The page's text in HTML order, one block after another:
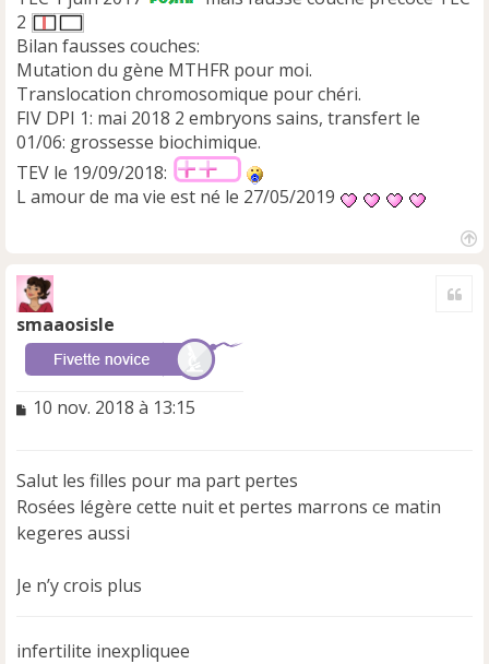
2
Bilan fausses couches:
Mutation du gène MTHFR pour moi.
Translocation chromosomique pour chéri.
FIV DPI 1: mai 2018 2 embryons sains, transfert le
01/06: grossesse biochimique.
TEV le 19/09/2018:
L amour de ma vie est né le 27/05/2019
smaaosisle
M
a
g
e
n
n
10 nov. 2018 à 13:15
Salut les filles pour ma part pertes
Rosées légère cette nuit et pertes marrons ce matin
kegeres aussi
Je n’y crois plus
infertilite inexpliquee